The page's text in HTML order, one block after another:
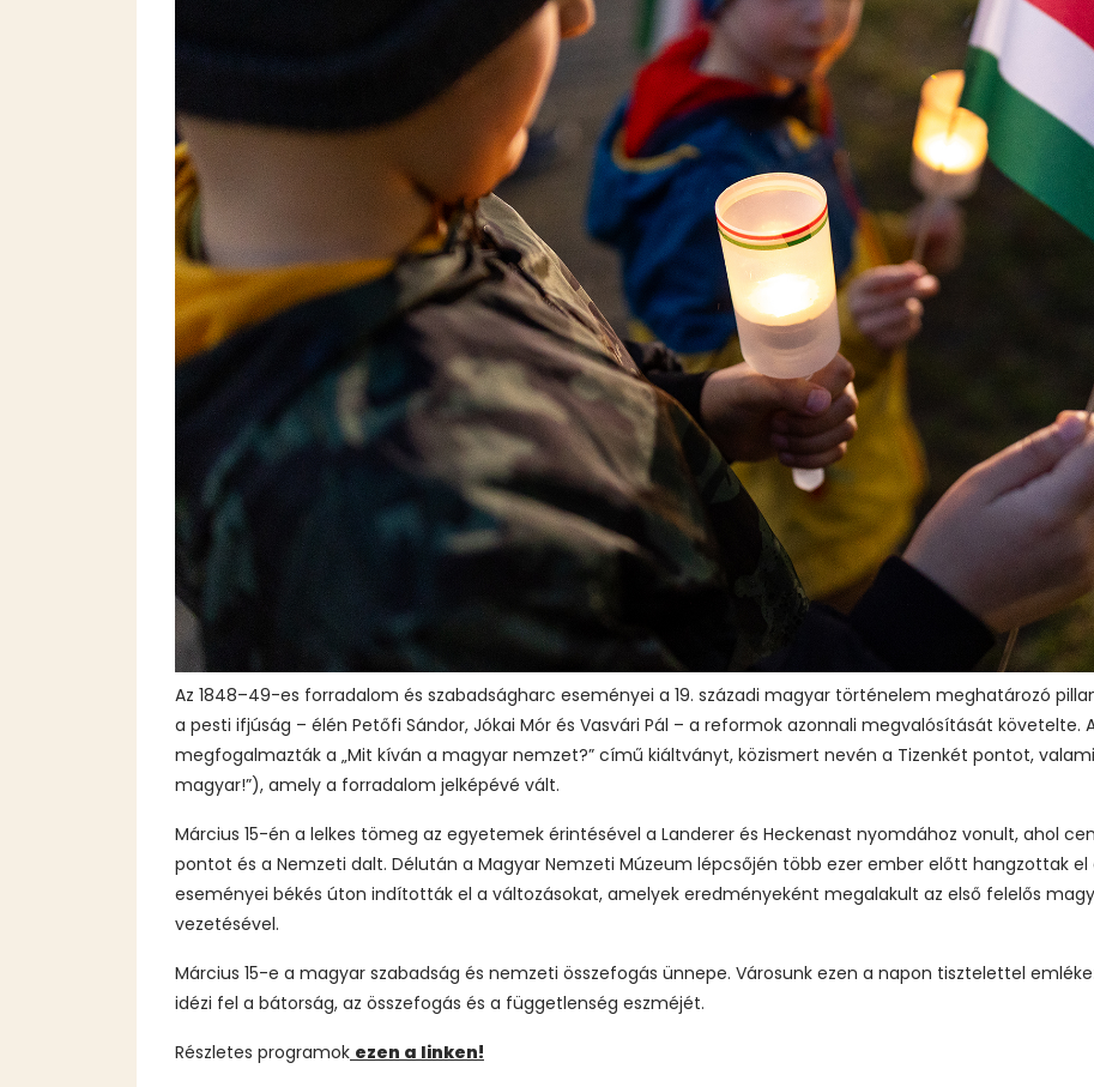
Az 1848–49-es forradalom és szabadságharc eseményei a 19. századi magyar történelem meghatározó
a pesti ifjúság – élén Petőfi Sándor, Jókai Mór és Vasvári Pál – a reformok azonnali megvalósítását követelte.
megfogalmazták a „Mit kíván a magyar nemzet?” című kiáltványt, közismert nevén a Tizenkét pontot,
magyar!”), amely a forradalom jelképévé vált.
Március 15-én a lelkes tömeg az egyetemek érintésével a Landerer és Heckenast nyomdához vonult, ahol
pontot és a Nemzeti dalt. Délután a Magyar Nemzeti Múzeum lépcsőjén több ezer ember előtt hangzottak
eseményei békés úton indították el a változásokat, amelyek eredményeként megalakult az első felelős
vezetésével.
Március 15-e a magyar szabadság és nemzeti összefogás ünnepe. Városunk ezen a napon tisztelettel
idézi fel a bátorság, az összefogás és a függetlenség eszméjét.
Részletes programok ezen a linken!